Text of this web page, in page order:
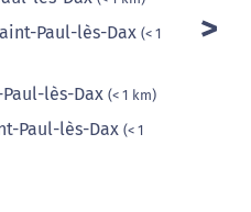
Paul-lès-Dax (< 1
lès-Dax (< 1 km)
Paul-lès-Dax (< 1